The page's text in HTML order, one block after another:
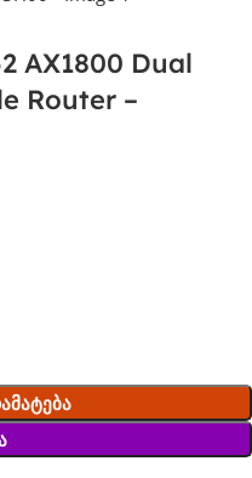
AX1800 Dual
Router –